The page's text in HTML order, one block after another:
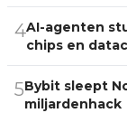
4AI-agenten
chips en
5Bybit sleept
miljardenhack